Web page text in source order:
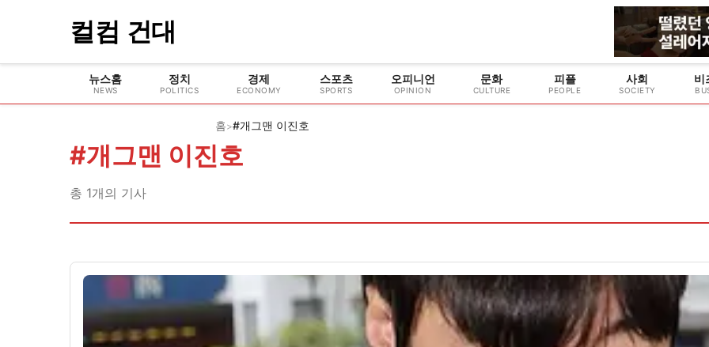
컬컴 건대
뉴스홈
NEWS
정치
POLITICS
경제
ECONOMY
스포츠
SPORTS
오피니언
OPINION
문화
CULTURE
피플
PEOPLE
사회
SOCIETY
비
홈>#개그맨 이진호
#개그맨 이진호
총 1개의 기사